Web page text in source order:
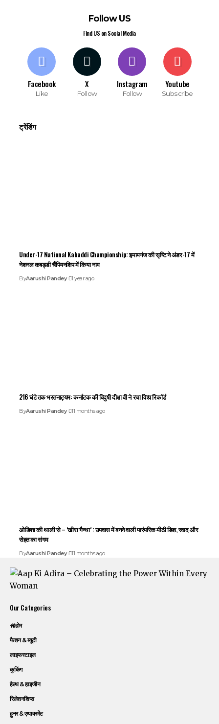
Follow US
Find US on Social Media
Facebook
Like
X
Follow
Instagram
Follow
Youtube
Subscribe
ट्रेंडिंग
Under-17 National Kabaddi Championship: इमामगंज की सृष्टि ने अंडर-17 में
नेशनल कबड्डी चैंपियनशिप में किया नाम
ByAarushi Pandey 1 year ago
216 घंटे तक भरतनाट्यम: कर्नाटक की विदुषी दीक्षा वी ने रचा विश्व रिकॉर्ड
ByAarushi Pandey 11 months ago
ओडिशा की थाली से – ‘खीरा गैन्था’ : उपवास में बनने वाली पारंपरिक मीठी डिश, स्वाद और
सेहत का संगम
ByAarushi Pandey 11 months ago
Our Categories
होम
फैशन & ब्यूटी
लाइफस्टाइल
कुकिंग
हेल्थ & हाइजीन
रिलेशनशिप्स
हुनर & एम्पावरमेंट